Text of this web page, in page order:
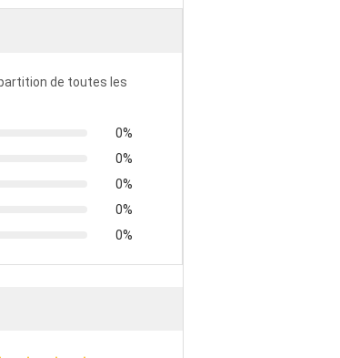
de toutes les
0%
0%
0%
0%
0%